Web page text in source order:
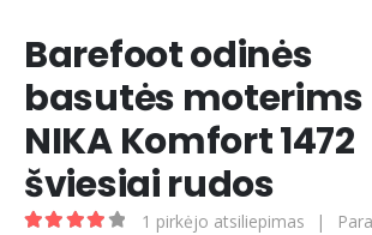
Barefoot odinės
basutės moterims
NIKA Komfort 1472
šviesiai rudos
1 pirkėjo atsiliepimas |